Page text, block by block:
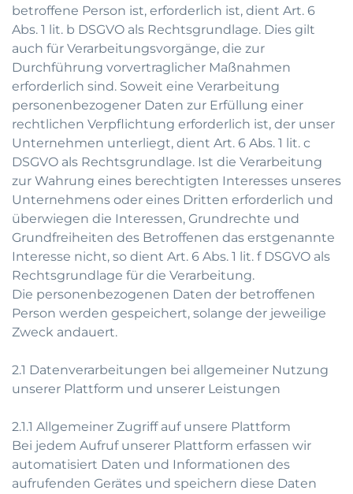
betroffene Person ist, erforderlich ist, dient Art. 6
Abs. 1 lit. b DSGVO als Rechtsgrundlage. Dies gilt
auch für Verarbeitungsvorgänge, die zur
Durchführung vorvertraglicher Maßnahmen
erforderlich sind. Soweit eine Verarbeitung
personenbezogener Daten zur Erfüllung einer
rechtlichen Verpflichtung erforderlich ist, der unser
Unternehmen unterliegt, dient Art. 6 Abs. 1 lit. c
DSGVO als Rechtsgrundlage. Ist die Verarbeitung
zur Wahrung eines berechtigten Interesses unseres
Unternehmens oder eines Dritten erforderlich und
überwiegen die Interessen, Grundrechte und
Grundfreiheiten des Betroffenen das erstgenannte
Interesse nicht, so dient Art. 6 Abs. 1 lit. f DSGVO als
Rechtsgrundlage für die Verarbeitung.
Die personenbezogenen Daten der betroffenen
Person werden gespeichert, solange der jeweilige
Zweck andauert.
2.1 Datenverarbeitungen bei allgemeiner Nutzung
unserer Plattform und unserer Leistungen
2.1.1 Allgemeiner Zugriff auf unsere Plattform
Bei jedem Aufruf unserer Plattform erfassen wir
automatisiert Daten und Informationen des
aufrufenden Gerätes und speichern diese Daten